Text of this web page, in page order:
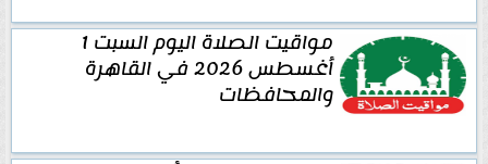
​​مواقيت الصلاة اليوم السبت 1
أغسطس 2026 في القاهرة
والمحافظات